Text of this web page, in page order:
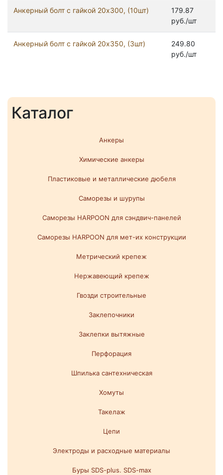
Каталог
Анкеры
Химические анкеры
Пластиковые и металлические дюбеля
Саморезы и шурупы
Саморезы HARPOON для сэндвич-панелей
Саморезы HARPOON для мет-их конструкции
Метрический крепеж
Нержавеющий крепеж
Гвозди строительные
Заклепочники
Заклепки вытяжные
Перфорация
Шпилька сантехническая
Хомуты
Такелаж
Цепи
Электроды и расходные материалы
Буры SDS-plus. SDS-max
Анкерный болт с гайкой 20x300, (10шт)
179.87
руб./шт
Анкерный болт с гайкой 20x350, (3шт)
249.80
руб./шт